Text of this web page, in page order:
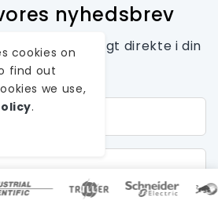
nyhedsbrev
og tips, månedligt direkte i din
cookies on
find out
we use,
.